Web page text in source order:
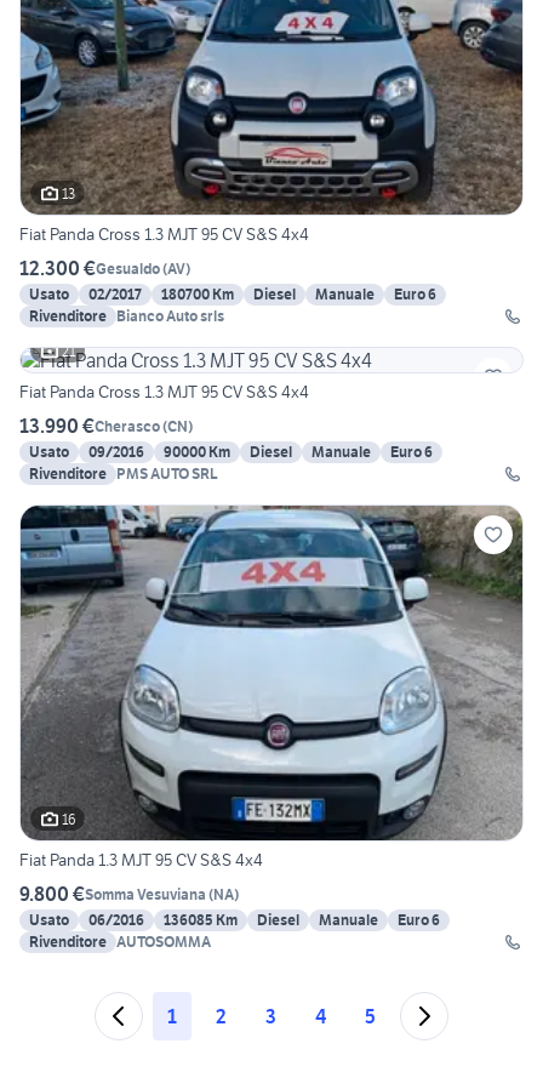
13
Fiat Panda Cross 1.3 MJT 95 CV S&S 4x4
12.300 €Gesualdo(AV)
Usato
02/2017 180700 Km Diesel Manuale
Euro 6
Rivenditore Bianco Auto srls
21
Fiat Panda Cross 1.3 MJT 95 CV S&S 4x4
13.990 €Cherasco(CN)
Usato
09/2016 90000 Km Diesel Manuale
Euro 6
Rivenditore PMS AUTO SRL
16
Fiat Panda 1.3 MJT 95 CV S&S 4x4
9.800 €Somma Vesuviana (NA)
Usato
06/2016 136085 Km Diesel Manuale
Euro 6
Rivenditore AUTOSOMMA
1 2 3 4 5